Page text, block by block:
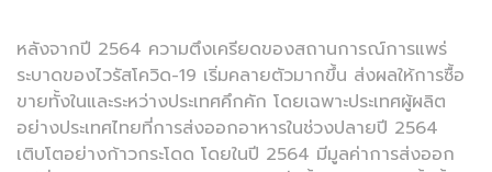
หลังจากปี 2564 ความตึงเครียดของสถานการณ์การแพร่
ระบาดของไวรัสโควิด-19 เริ่มคลายตัวมากขึ้น ส่งผลให้การซื้อ
ขายทั้งในและระหว่างประเทศคึกคัก โดยเฉพาะประเทศผู้ผลิต
อย่างประเทศไทยที่การส่งออกอาหารในช่วงปลายปี 2564
เติบโตอย่างก้าวกระโดด โดยในปี 2564 มีมูลค่าการส่งออก